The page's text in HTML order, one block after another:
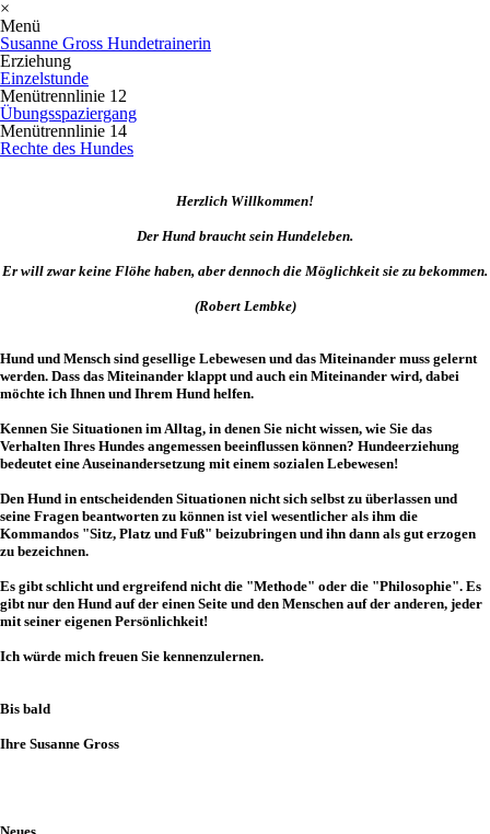
×
Menü
Susanne Gross Hundetrainerin
Erziehung
Einzelstunde
Menütrennlinie 12
Übungsspaziergang
Menütrennlinie 14
Rechte des Hundes
Herzlich Willkommen!
Der Hund braucht sein Hundeleben.
Er will zwar keine Flöhe haben, aber dennoch die Möglichkeit sie zu bekommen.
(Robert Lembke)
Hund und Mensch sind gesellige Lebewesen und das Miteinander muss gelernt
werden. Dass das Miteinander klappt und auch ein Miteinander wird, dabei
möchte ich Ihnen und Ihrem Hund helfen.
Kennen Sie Situationen im Alltag, in denen Sie nicht wissen, wie Sie das
Verhalten Ihres Hundes angemessen beeinflussen können? Hundeerziehung
bedeutet eine Auseinandersetzung mit einem sozialen Lebewesen!
Den Hund in entscheidenden Situationen nicht sich selbst zu überlassen und
seine Fragen beantworten zu können ist viel wesentlicher als ihm die
Kommandos "Sitz, Platz und Fuß" beizubringen und ihn dann als gut erzogen
zu bezeichnen.
Es gibt schlicht und ergreifend nicht die "Methode" oder die "Philosophie". Es
gibt nur den Hund auf der einen Seite und den Menschen auf der anderen, jeder
mit seiner eigenen Persönlichkeit!
Ich würde mich freuen Sie kennenzulernen.
Bis bald
Ihre Susanne Gross